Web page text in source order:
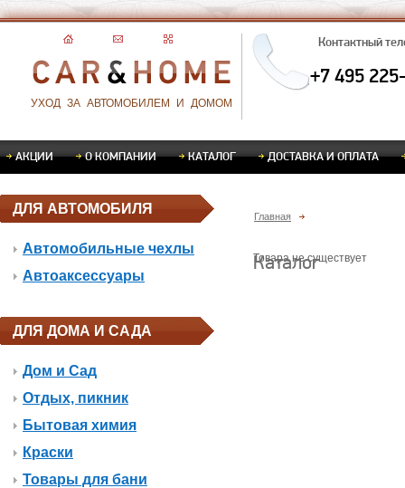
УХОД ЗА АВТОМОБИЛЕМ И ДОМОМ
Контактный
+7 495
АКЦИИ О КОМПАНИИ КАТАЛОГ ДОСТАВКА И ОПЛАТА
ДЛЯ АВТОМОБИЛЯ
Автомобильные чехлы
Автоаксессуары
ДЛЯ ДОМА И САДА
Дом и Сад
Отдых, пикник
Бытовая химия
Краски
Товары для бани
Главная
Каталог
Товара не существует